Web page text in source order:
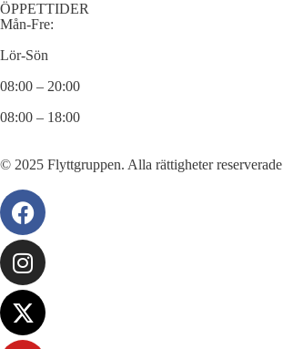
ÖPPETTIDER
Mån-Fre:
Lör-Sön
08:00 – 20:00
08:00 – 18:00
© 2025 Flyttgruppen. Alla rättigheter reserverade